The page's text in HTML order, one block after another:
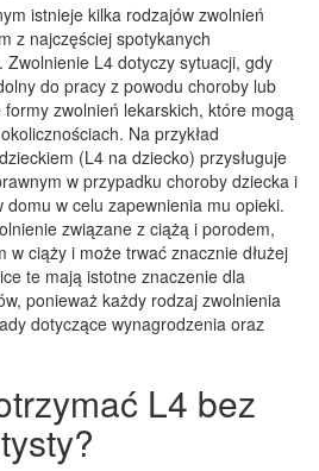
istnieje kilka rodzajów zwolnień
z najczęściej spotykanych
L4 dotyczy sytuacji, gdy
do pracy z powodu choroby lub
zwolnień lekarskich, które mogą
Na przykład
(L4 na dziecko) przysługuje
w przypadku choroby dziecka i
domu w celu zapewnienia mu opieki.
związane z ciążą i porodem,
w ciąży i może trwać znacznie dłużej
te mają istotne znaczenie dla
ponieważ każdy rodzaj zwolnienia
dotyczące wynagrodzenia oraz
L4 bez